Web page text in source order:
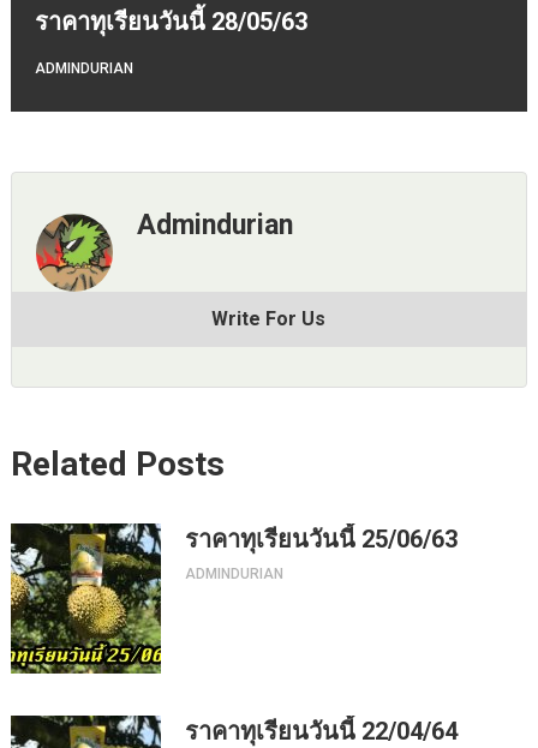
ราคาทุเรียนวันนี้ 28/05/63
ADMINDURIAN
Admindurian
Write For Us
Related Posts
ราคาทุเรียนวันนี้ 25/06/63
ADMINDURIAN
ราคาทุเรียนวันนี้ 22/04/64